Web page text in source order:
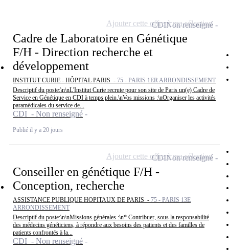
Cadre de Laboratoire en Génétique
F/H - Direction recherche et
développement
INSTITUT CURIE - HÔPITAL PARIS - 75 - PARIS 1ER ARRONDISSEMENT
Descriptif du poste:\n\nL'Institut Curie recrute pour son site de Paris un(e) Cadre de
Service en Génétique en CDI à temps plein.\nVos missions :\nOrganiser les activités
paramédicales du service de...
CDI - Non renseigné
Publié il y a 20 jours
CDINon renseigné
Ajouter cette offre à ma sélection
Conseiller en génétique F/H -
Conception, recherche
ASSISTANCE PUBLIQUE HOPITAUX DE PARIS - 75 - PARIS 13E
ARRONDISSEMENT
Descriptif du poste:\n\nMissions générales :\n* Contribuer, sous la responsabilité
des médecins généticiens, à répondre aux besoins des patients et des familles de
patients confrontés à la...
CDI - Non renseigné
CDINon renseigné
Ajouter cette offre à ma sélection